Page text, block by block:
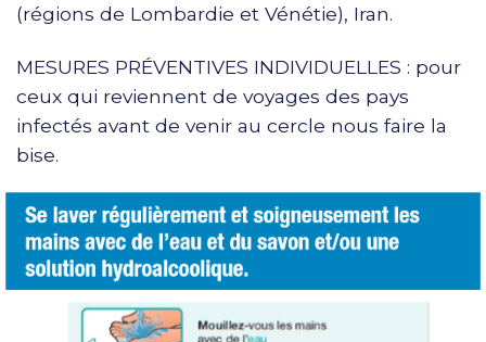
(régions de Lombardie et Vénétie), Iran.
MESURES PRÉVENTIVES INDIVIDUELLES : pour
ceux qui reviennent de voyages des pays
infectés avant de venir au cercle nous faire la
bise.